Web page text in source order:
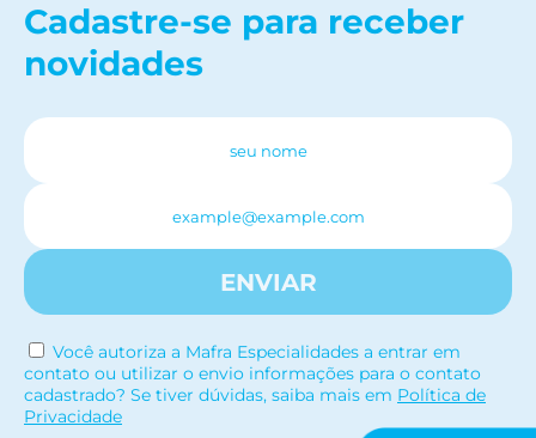
Cadastre-se para receber
novidades
ENVIAR
Você autoriza a Mafra Especialidades a entrar em
contato ou utilizar o envio informações para o contato
cadastrado? Se tiver dúvidas, saiba mais em Política de
Privacidade